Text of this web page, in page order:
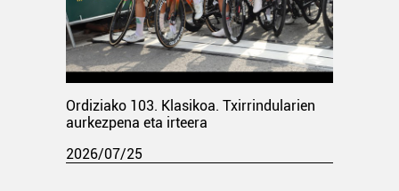
Ordiziako 103. Klasikoa. Txirrindularien
aurkezpena eta irteera
2026/07/25